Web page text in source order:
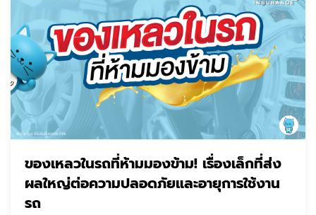
ของเหลวในรถที่ห้ามมองข้าม! เรื่องเล็กที่ส่ง
ผลใหญ่ต่อความปลอดภัยและอายุการใช้งาน
รถ